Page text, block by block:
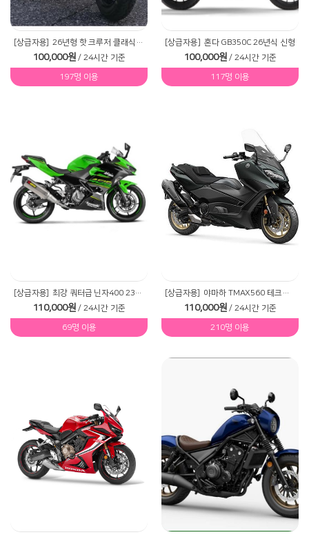
[상급자용] 26년형 핫 크루저 클래식450CLC
100,000원 / 24시간 기준
197명 이용
[상급자용] 혼다 GB350C 26년식 신형
100,000원 / 24시간 기준
117명 이용
[상급자용] 최강 쿼터급 닌자400 23년식
110,000원 / 24시간 기준
69명 이용
[상급자용] 야마하 TMAX560 테크맥스
110,000원 / 24시간 기준
210명 이용